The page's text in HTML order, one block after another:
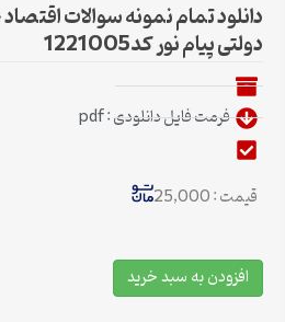
دانلود تمام نمونه سوالات
دولتی پیام نور کد1221005
فرمت فایل دانلودی : pdf
قیمت : 25,000
افزودن به سبد خرید